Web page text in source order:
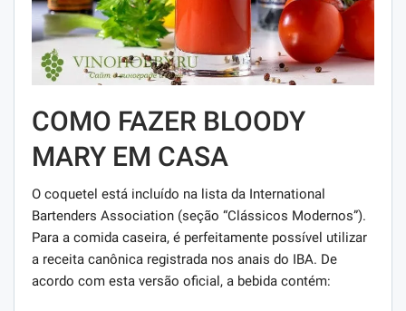
COMO FAZER BLOODY
MARY EM CASA
O coquetel está incluído na lista da International
Bartenders Association (seção “Clássicos Modernos”).
Para a comida caseira, é perfeitamente possível utilizar
a receita canônica registrada nos anais do IBA. De
acordo com esta versão oficial, a bebida contém: